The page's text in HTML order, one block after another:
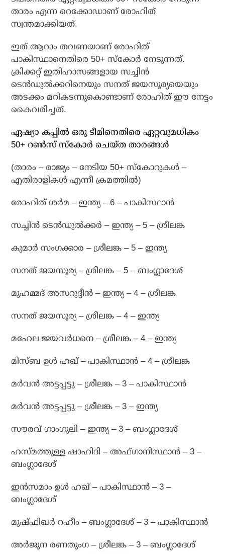
താരം എന്ന റെക്കോഡാണ് രോഹിത്
സ്വന്തമാക്കിയത്.
ഇത് ആറാം തവണയാണ് രോഹിത്
പാകിസ്ഥാനെതിരെ 50+ സ്‌കോര്‍ നേടുന്നത്.
ക്രിക്കറ്റ് ഇതിഹാസങ്ങളായ സച്ചിന്‍
ടെന്‍ഡുല്‍ക്കറിനെയും സനത് ജയസൂര്യയെയും
അടക്കം മറികടന്നുകൊണ്ടാണ് രോഹിത് ഈ നേട്ടം
കൈവരിച്ചത്.
ഏഷ്യാ കപ്പില്‍ ഒരു ടീമിനെതിരെ ഏറ്റവുമധികം
50+ റണ്‍സ് സ്‌കോര്‍ ചെയ്ത താരങ്ങള്‍
(താരം – രാജ്യം – നേടിയ 50+ സ്‌കോറുകള്‍ –
എതിരാളികള്‍ എന്നീ ക്രമത്തില്‍)
രോഹിത് ശര്‍മ – ഇന്ത്യ – 6 – പാകിസ്ഥാന്‍
സച്ചിന്‍ ടെന്‍ഡുല്‍ക്കര്‍ – ഇന്ത്യ – 5 – ശ്രീലങ്ക
കുമാര്‍ സംഗക്കാര – ശ്രീലങ്ക – 5 – ഇന്ത്യ
സനത് ജയസൂര്യ – ശ്രീലങ്ക – 5 – ബംഗ്ലാദേശ്
മുഹമ്മദ് അസറുദ്ദീന്‍ – ഇന്ത്യ – 4 – ശ്രീലങ്ക
സനത് ജയസൂര്യ – ശ്രീലങ്ക – 4 – ഇന്ത്യ
മഹേല ജയവര്‍ധനെ – ശ്രീലങ്ക – 4 – ഇന്ത്യ
മിസ്ബ ഉള്‍ ഹഖ് – പാകിസ്ഥാന്‍ – 4 – ശ്രീലങ്ക
മര്‍വന്‍ അട്ടപ്പട്ടു – ശ്രീലങ്ക – 3 – പാകിസ്ഥാന്‍
മര്‍വന്‍ അട്ടപ്പട്ടു – ശ്രീലങ്ക – 3 – ഇന്ത്യ
സൗരവ് ഗാംഗുലി – ഇന്ത്യ – 3 – ബംഗ്ലാദേശ്
ഹസ്മത്തുള്ള ഷാഹിദി – അഫ്ഗാനിസ്ഥാന്‍ – 3 –
ബംഗ്ലാദേശ്
ഇന്‍സമാം ഉള്‍ ഹഖ് – പാകിസ്ഥാന്‍ – 3 –
ബംഗ്ലാദേശ്
മുഷ്ഫിഖര്‍ റഹീം – ബംഗ്ലാദേശ് – 3 – പാകിസ്ഥാന്‍
അര്‍ജുന രണതുംഗ – ശ്രീലങ്ക – 3 – ബംഗ്ലാദേശ്